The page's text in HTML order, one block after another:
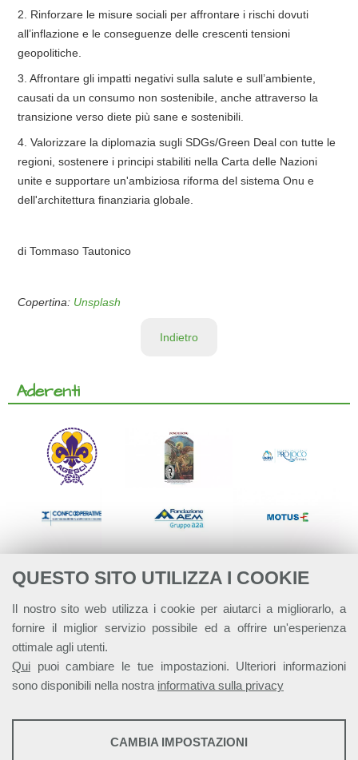
QUESTO SITO UTILIZZA I COOKIE
Il nostro sito web utilizza i cookie per aiutarci a migliorarlo, a
fornire il miglior servizio possibile ed a offrire un'esperienza
ottimale agli utenti.
Qui puoi cambiare le tue impostazioni. Ulteriori informazioni
sono disponibili nella nostra informativa sulla privacy
STATISTICHE
CAMBIA IMPOSTAZIONI
2. Rinforzare le misure sociali per affrontare i rischi dovuti
all’inflazione e le conseguenze delle crescenti tensioni
geopolitiche.
3. Affrontare gli impatti negativi sulla salute e sull’ambiente,
causati da un consumo non sostenibile, anche attraverso la
transizione verso diete più sane e sostenibili.
4. Valorizzare la diplomazia sugli SDGs/Green Deal con tutte le
regioni, sostenere i principi stabiliti nella Carta delle Nazioni
unite e supportare un'ambiziosa riforma del sistema Onu e
dell'architettura finanziaria globale.
di Tommaso Tautonico
Copertina: Unsplash
Indietro
Aderenti